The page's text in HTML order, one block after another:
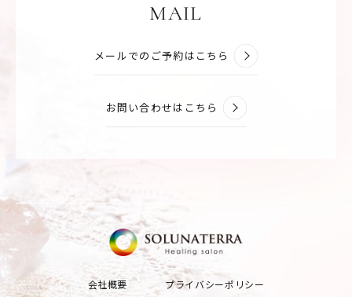
MAIL
メールでのご予約はこちら
お問い合わせはこちら
会社概要 プライバシーポリシー